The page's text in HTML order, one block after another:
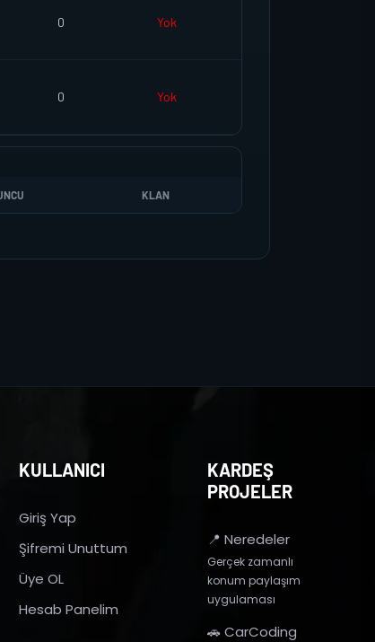
0 Yok
0 Yok
KLAN
KULLANICI
Giriş Yap
Şifremi Unuttum
Üye OL
Hesab Panelim
KARDEŞ
PROJELER
📍 Neredeler
Gerçek zamanlı
konum paylaşım
uygulaması
🚗 CarCoding